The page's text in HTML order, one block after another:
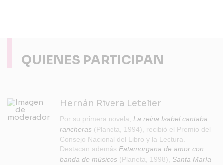
QUIENES PARTICIPAN
Hernán Rivera Letelier
Por su primera novela, La reina Isabel cantaba
rancheras (Planeta, 1994), recibió el Premio del
Consejo Nacional del Libro y la Lectura.
Destacan además Fatamorgana de amor con
banda de músicos (Planeta, 1998), Santa María